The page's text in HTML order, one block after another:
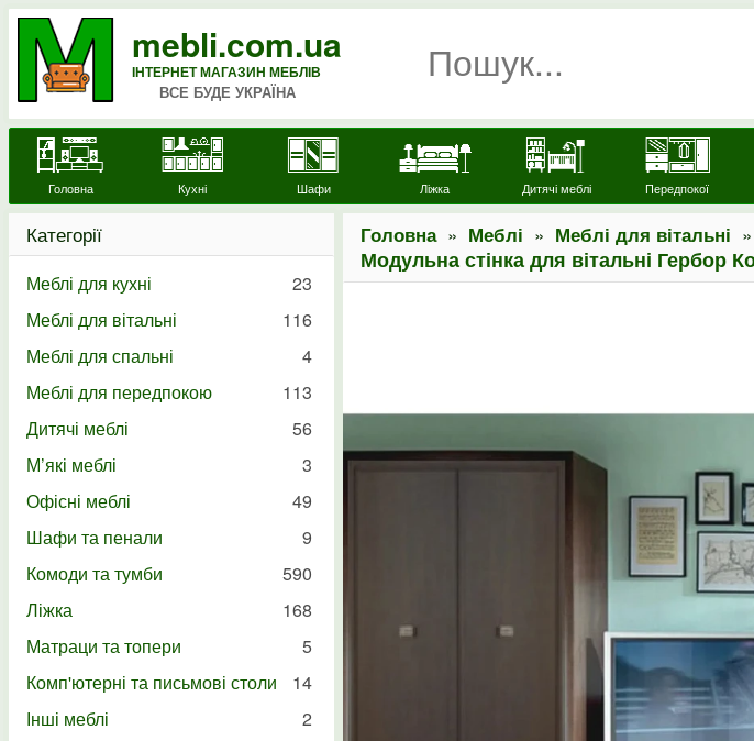
mebli.com.ua
ІНТЕРНЕТ МАГАЗИН МЕБЛІВ
ВСЕ БУДЕ УКРАЇНА
Головна Кухні Шафи Ліжка Дитячі меблі Передпокої
Головна» Меблі » Меблі для вітальні »
Модульна стінка для вітальні Гербор
Категорії
Меблі для кухні
23
Меблі для вітальні
116
Меблі для спальні
4
Меблі для передпокою
113
Дитячі меблі
56
М’які меблі
3
Офісні меблі
49
Шафи та пенали
9
Комоди та тумби
590
Ліжка
168
Матраци та топери
5
Комп'ютерні та письмові столи
14
Інші меблі
2